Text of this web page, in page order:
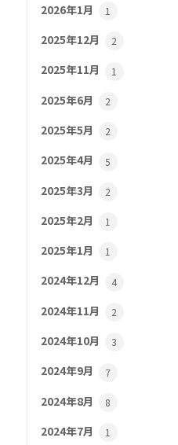
2026年1月 1
2025年12月 2
2025年11月 1
2025年6月 2
2025年5月 2
2025年4月 5
2025年3月 2
2025年2月 1
2025年1月 1
2024年12月 4
2024年11月 2
2024年10月 3
2024年9月 7
2024年8月 8
2024年7月 1